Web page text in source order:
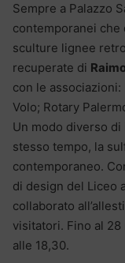
Sempre a Palazzo
contemporanei
sculture lignee
recuperate di
con le associazioni:
Volo; Rotary
Un modo diverso
stesso tempo, la
contemporaneo.
di design del Liceo
collaborato
visitatori. Fino al
alle 18,30.